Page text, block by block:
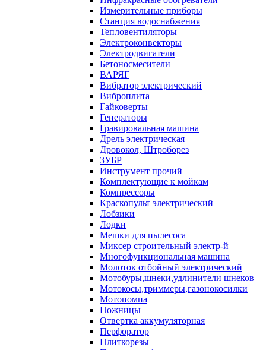
Измерительные приборы
Станция водоснабжения
Тепловентиляторы
Электроконвекторы
Электродвигатели
Бетоносмесители
ВАРЯГ
Вибратор электрический
Виброплита
Гайковерты
Генераторы
Гравировальная машина
Дрель электрическая
Дровокол, Штроборез
ЗУБР
Инструмент прочий
Комплектующие к мойкам
Компрессоры
Краскопульт электрический
Лобзики
Лодки
Мешки для пылесоса
Миксер строительный электр-й
Многофункциональная машина
Молоток отбойный электрический
Мотобуры,шнеки,удлинители шнеков
Мотокосы,триммеры,газонокосилки
Мотопомпа
Ножницы
Отвертка аккумуляторная
Перфоратор
Плиткорезы